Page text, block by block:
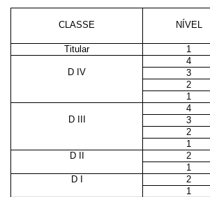
CLASSE
NÍVEL
Titular
1
4
D IV
3
2
1
4
D III
3
2
1
D II
2
1
D I
2
1